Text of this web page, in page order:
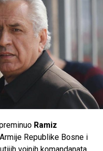
se rijetko bilježe.
Share
Ramiz
Republike Bosne i